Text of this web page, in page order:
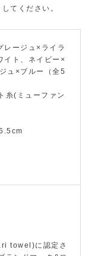
てください。
レージュ×ライラ
イト、ネイビー×
ュ×ブルー（全5
糸(ミューファン
towel)に認定さ